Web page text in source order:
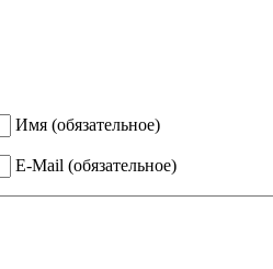
Имя (обязательное)
E-Mail (обязательное)